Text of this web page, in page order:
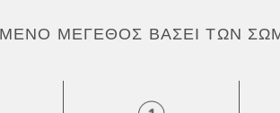
ΜΈΓΕΘΟΣ ΒΆΣΕΙ ΤΩΝ